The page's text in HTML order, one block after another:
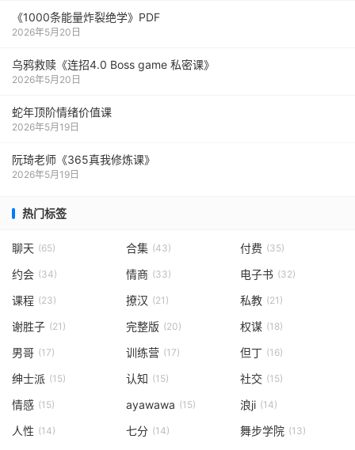
《1000‮能条‬‎量‮裂炸‬‎绝学》PDF
2026年5月20日
乌鸦救赎《连招4.0 Boss game 私密课》
2026年5月20日
蛇年顶阶情绪价值课
2026年5月19日
阮琦老师《365真我修炼课》
2026年5月19日
热门标签
聊天 (65) 合集 (43) 付费 (35)
约会 (34) 情商 (33) 电子书 (32)
课程 (23) 撩汉 (21) 私教 (21)
谢胜子 (21) 完整版 (20) 权谋 (18)
男哥 (17) 训练营 (17) 但丁 (16)
绅士派 (15) 认知 (15) 社交 (15)
情感 (15) ayawawa (15) 浪ji (14)
人性 (14) 七分 (14) 舞步学院 (13)